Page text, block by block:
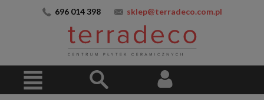
696 014 398 sklep@terradeco.com.pl